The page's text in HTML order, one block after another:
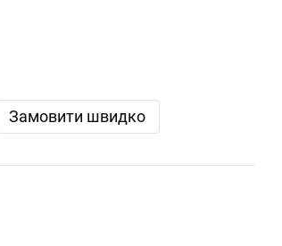
Замовити швидко